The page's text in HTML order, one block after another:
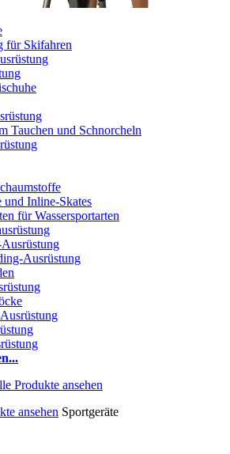
für Skifahren
Tauchen und Schnorcheln
und Inline-Skates
für Wassersportarten
Ausrüstung
ansehen Sportgeräte